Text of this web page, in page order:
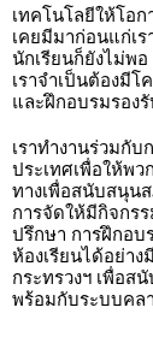
เทคโนโลยีให้โอ
เคยมีมาก่อนแก่เ
นักเรียนก็ยังไม่พ
เราจำเป็นต้องมี
และฝึกอบรมรอง
เราทำงานร่วมกั
ประเทศเพื่อให้พ
ทางเพื่อสนับสนุน
การจัดให้มีกิจกร
ปรึกษา การฝึกอบ
ห้องเรียนได้อย่า
กระทรวงฯ เพื่อส
พร้อมกับระบบคล